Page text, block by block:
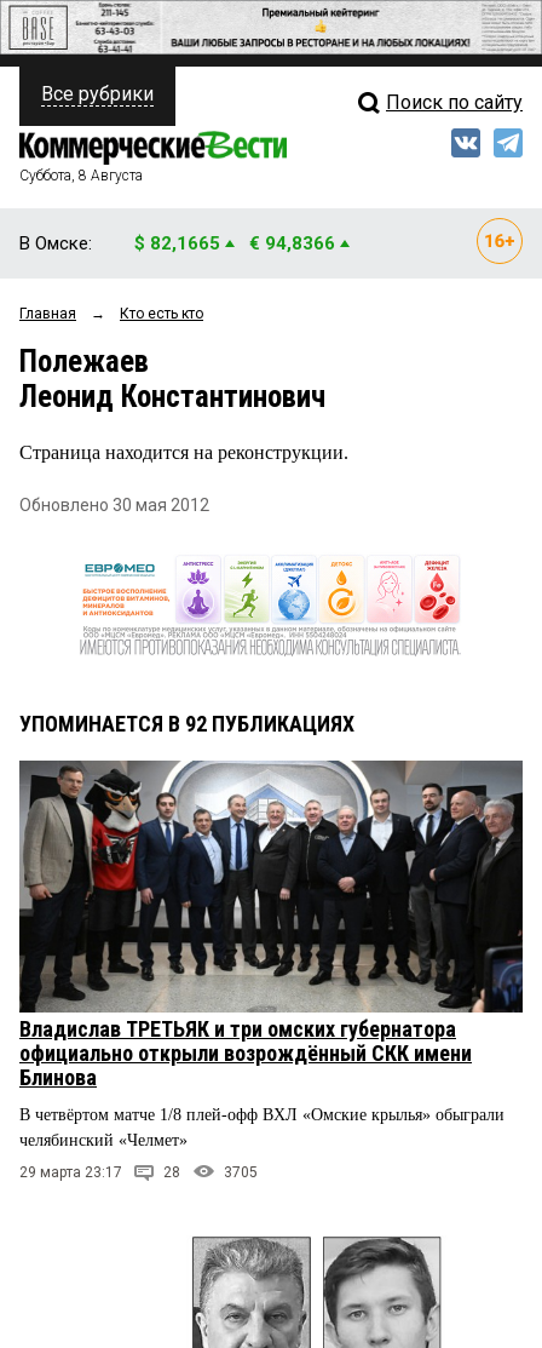
ПОЛИТИКА
ФИНАНСЫ
ОБЩЕСТВО
ЗАКОН
Свежий выпуск
Все рубрики Поиск по сайту
Суббота, 8 Августа
В Омске: $ 82,1665 € 94,8366
Главная → Кто есть кто
Полежаев
Леонид Константинович
Страница находится на реконструкции.
Обновлено 30 мая 2012
УПОМИНАЕТСЯ В 92 ПУБЛИКАЦИЯХ
Владислав ТРЕТЬЯК и три омских губернатора
официально открыли возрождённый СКК имени
Блинова
В четвёртом матче 1/8 плей-офф ВХЛ «Омские крылья» обыграли
челябинский «Челмет»
29 марта 23:17 28 3705